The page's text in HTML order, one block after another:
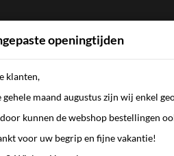
3223
openingtijden
klanten,
gehele maand augustus zijn wij enkel
kunnen de webshop bestellingen
voor uw begrip en fijne vakantie!